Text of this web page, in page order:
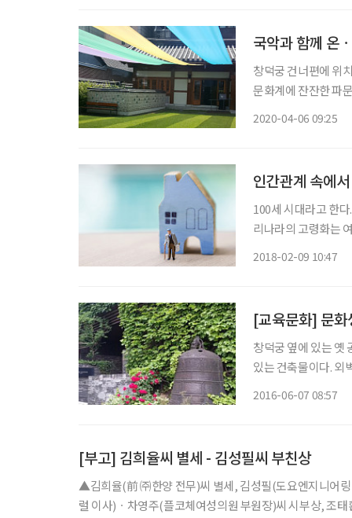
국악과 함께 온
창덕궁 건너편에 위
문화계에 잔잔한 파문을 일으키고 있다. 코로나
2020-04-06 09:25
인간관계 속에
100세 시대라고 한
리나라의 고령화는
2018-02-09 10:47
[교육문화] 문화
창덕궁 옆에 있는 옛
있는 건축물이다. 외
2016-06-07 08:57
[부고] 김희율씨 별세 - 김성필씨 부친상
▲김희율(前 ㈜한양 전무)씨 별세, 김성필(도요엔지니어
럴 이사)ㆍ차영주(플코체여성의원 부원장)씨 시부상, 조